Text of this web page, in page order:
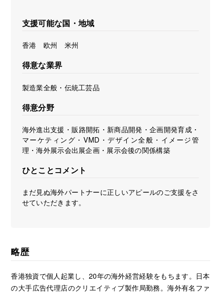
支援可能な国・地域
香港 欧州 米州
得意な業界
製造業全般・伝統工芸品
得意分野
海外進出支援・販路開拓・新商品開発・企画開発育成・
マーケティング・VMD・デザイン全般・イメージ管
理・海外展示会出展企画・展示会後の関係構築
ひとことコメント
まだ見ぬ海外パートナーに正しいアピールのご支援をさ
せていただきます。
略歴
香港独資で個人起業し、20年の海外経営経験をもちます。日本
の大手広告代理店のクリエイティブ製作局勤務。海外有名ファ